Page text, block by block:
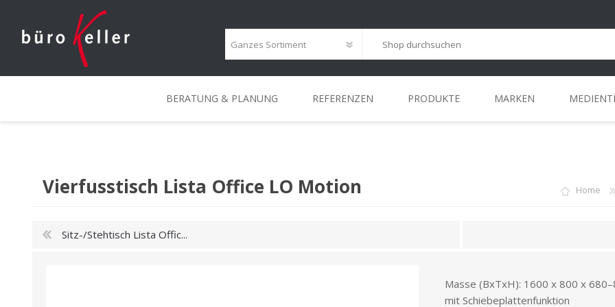
BERATUNG & PLANUNG REFERENZEN PRODUKTE MARKEN
Home
Vierfusstisch Lista Office LO Motion
Sitz-/Stehtisch Lista Offic...
Masse (BxTxH): 1600 x 800 x
mit Schiebeplattenfunktion